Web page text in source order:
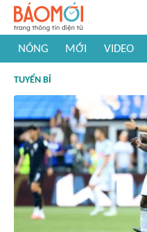
NÓNG MỚI VIDEO
#Khám phá thế giới
TUYỂN BỈ